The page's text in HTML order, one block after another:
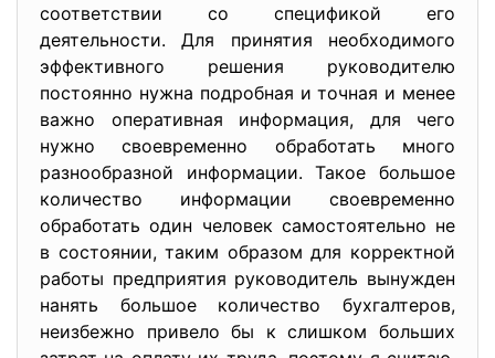
соответствии со спецификой его
деятельности. Для принятия необходимого
эффективного решения руководителю
постоянно нужна подробная и точная и менее
важно оперативная информация, для чего
нужно своевременно обработать много
разнообразной информации. Такое большое
количество информации своевременно
обработать один человек самостоятельно не
в состоянии, таким образом для корректной
работы предприятия руководитель вынужден
нанять большое количество бухгалтеров,
неизбежно привело бы к слишком больших